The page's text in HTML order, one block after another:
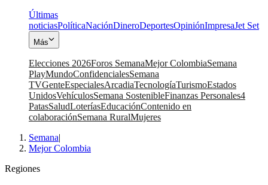
Últimas
noticiasPolíticaNaciónDineroDeportesOpiniónImpresaJet Set
Más
Elecciones 2026Foros SemanaMejor ColombiaSemana
PlayMundoConfidencialesSemana
TVGenteEspecialesArcadiaTecnologíaTurismoEstados
UnidosVehículosSemana SostenibleFinanzas Personales4
PatasSaludLoteríasEducaciónContenido en
colaboraciónSemana RuralMujeres
Semana|
Mejor Colombia
Regiones